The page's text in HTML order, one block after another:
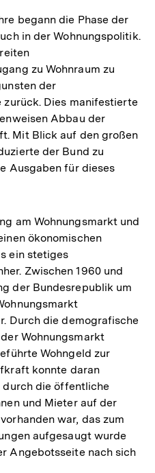
begann die Phase der
in der Wohnungspolitik.
zu Wohnraum zu
der
Dies manifestierte
Abbau der
Mit Blick auf den großen
der Bund zu
Ausgaben für dieses
am Wohnungsmarkt und
ökonomischen
ein stetiges
Zwischen 1960 und
der Bundesrepublik um
Durch die demografische
Wohnungsmarkt
Wohngeld zur
konnte daran
durch die öffentliche
und Mieter auf der
war, das zum
aufgesaugt wurde
Angebotsseite nach sich